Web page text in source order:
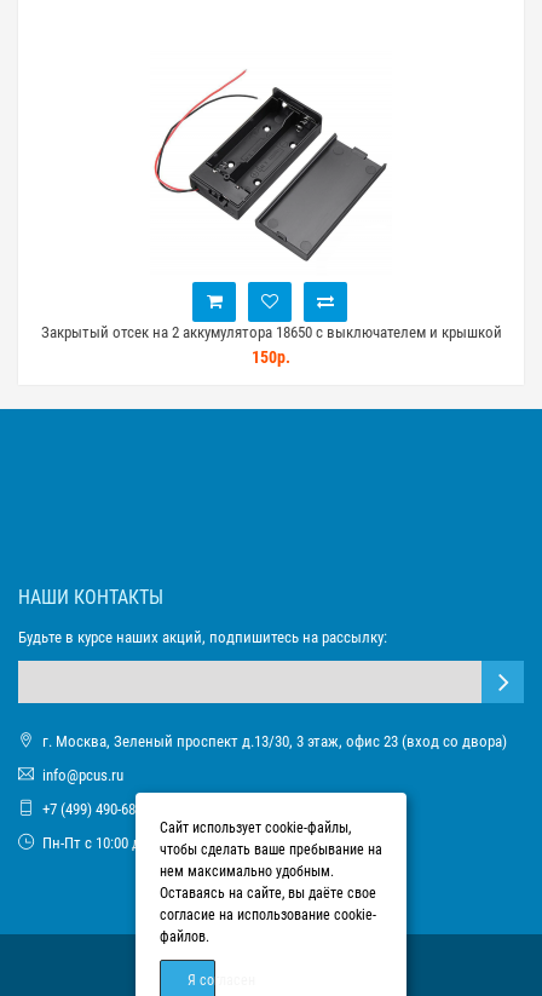
Закрытый отсек на 2 аккумулятора 18650 с выключателем и крышкой
150р.
НАШИ КОНТАКТЫ
Будьте в курсе наших акций, подпишитесь на рассылку:
г. Москва, Зеленый проспект д.13/30, 3 этаж, офис 23 (вход со двора)
info@pcus.ru
+7 (499) 490-68-93
Пн-Пт с 10:00 до 17:00
Сайт использует cookie-файлы,
чтобы сделать ваше пребывание на
нем максимально удобным.
Оставаясь на сайте, вы даёте свое
согласие на использование cookie-
файлов.
Я согласен